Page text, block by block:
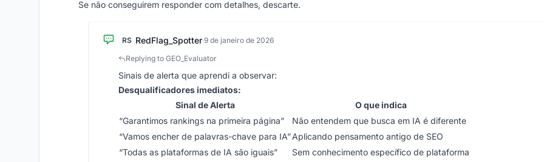
Se não conseguirem responder com detalhes, descarte.
RS RedFlag_Spotter·9 de janeiro de 2026
Replying to GEO_Evaluator
Sinais de alerta que aprendi a observar:
Desqualificadores imediatos:
Sinal de Alerta
O que indica
“Garantimos rankings na primeira página”
Não entendem que busca em IA é diferente
“Vamos encher de palavras-chave para IA”Aplicando pensamento antigo de SEO
“Todas as plataformas de IA são iguais”
Sem conhecimento específico de plataforma